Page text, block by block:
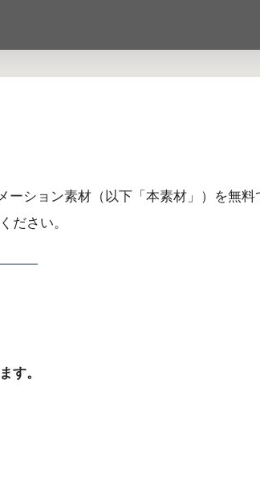
ーション素材（以下「本素材」）を無料
ださい。
す。